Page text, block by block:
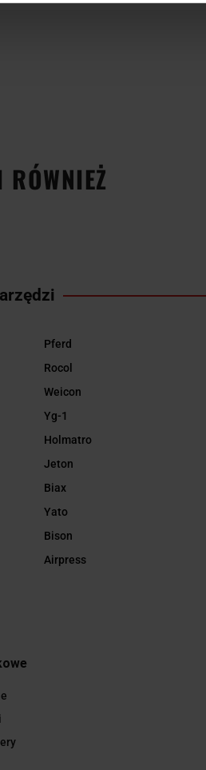
Pferd
Rocol
Weicon
Yg-1
Holmatro
Jeton
Biax
Yato
Bison
Airpress